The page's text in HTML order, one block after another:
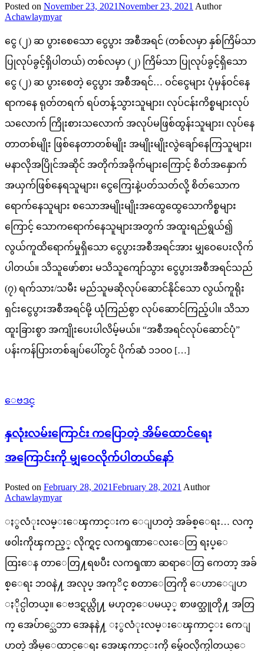
Posted on November 23, 2021November 23, 2021 Author
Achawlaymyar
ငွေ (၂) ဆ ပွားစေသော ငွေပွား အစီအရင် (တစ်လမှာ နှစ်ကြိမ်သာ
ပြုလုပ်ခွင့်ရှိပါတယ်) တစ်လမှာ (၂) ကြိမ်သာ ပြုလုပ်ခွင့်ရှိသော
ငွေ (၂) ဆ ပွားစေတဲ့ ငွေပွား အစီအရင်… ဝင်ငွေများ ပုံမှန်ဝင်နေ
ရာကနေ ရုတ်တရက် ရပ်တန့်သွားသူများ၊ လုပ်ငန်းကိစ္စများလုပ်
သလောက် ကြိုးစားသလောက် အလုပ်မဖြစ်ထွန်းသူများ၊ လုပ်နေ
တာတစ်မျိုး ဖြစ်နေတာတစ်မျိုး အမျိုးမျိုးလွဲချော်နေကြသူများ၊
မနာလိုအပြိုင်အဆိုင် အတိုက်အခိုက်များကြောင့် စိတ်အနှောက်
အယှက်ဖြစ်နေရသူများ၊ ငွေကြေးနဲ့ပတ်သတ်လို့ စိတ်သောက
ရောက်နေသူများ စသောအမျိုးမျိုးအထွေထွေသောကိစ္စများ
ကြောင့် သောကရောက်နေသူများအတွက် အထူးရည်ရွယ်၍
လွယ်ကူထိရောက်မှုရှိသော ငွေပွားအစီအရင်အား မျှဝေပေးလိုက်
ပါတယ်။ သိသူဖော်စား မသိသူကျော်သွား ငွေပွားအစီအရင်သည်
(၇) ရက်သား/သမီး မည်သူမဆိုလုပ်ဆောင်နိုင်သော လွယ်ကူရိုး
ရှင်းငွေပွားအစီအရင်မို့ ယုံကြည်စွာ လုပ်ဆောင်ကြည့်ပါ။ သိသာ
ထူးခြားစွာ အကျိုးပေးပါလိမ့်မယ်။ “အစီအရင်လုပ်ဆောင်ပုံ”
ပန်းကန်ပြားတစ်ချပ်ပေါ်တွင် ပိုက်ဆံ ၁၁၀၀ […]
ေဗဒင္
နှလုံးလမ်းကြောင်း ကပြောတဲ့ အိမ်ထောင်ရေး
အကြောင်းကို မျှဝေလိုက်ပါတယ်နော်
Posted on February 28, 2021February 28, 2021 Author
Achawlaymyar
ႏွလံုးလမ္းေၾကာင္းက ေျပာတဲ့ အခ်စ္ေရး… လက္
ဖ၀ါးကိုၾကည့္ လိုက္ရင္ လကၡဏာေလးေတြ ရႈပ္ေ
ထြးေန တာေတြ႔ရၿပီး လကၡဏာ ဆရာေတြ ကေတာ့ အခ်
စ္ေရး ဘ၀နဲ႔ အလုပ္ အကုိင္ စတာေတြကို ေဟာေျပာ
ႏိုင္ပါတယ္။ ေဗဒင္ရယ္လို႔ မဟုတ္ေပမယ့္ စာဖတ္သူတို႔ အတြ
က္ အေပ်ာ္သေဘာ အေနနဲ႔ ႏွလံုးလမ္းေၾကာင္း ကေျ
ပာတဲ့ အိမ္ေထာင္ေရး အေၾကာင္းကို မွ်ေ၀လိုက္ပါတယ္ေ